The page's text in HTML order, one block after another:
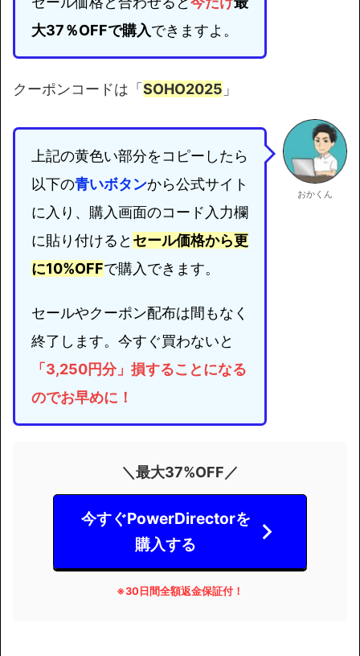
大37％OFFで購入できますよ。
クーポンコードは「SOHO2025 」
上記の黄色い部分をコピーしたら
以下の青いボタンから公式サイト
に入り、購入画面のコード入力欄
に貼り付けると セール価格から更
に10%OFFで購入できます。
セールやクーポン配布は間もなく
終了します。今すぐ買わないと
「3,250円分」損することになる
のでお早めに！
おかくん
＼最大37%OFF／
今すぐPowerDirectorを
購入する
※30日間全額返金保証付！